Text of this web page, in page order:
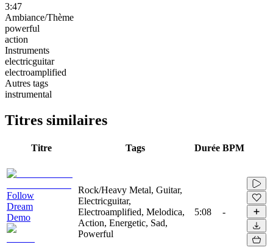
3:47
Ambiance/Thème
powerful
action
Instruments
electricguitar
electroamplified
Autres tags
instrumental
Titres similaires
Titre Tags Durée BPM
Follow
Dream
Demo
Rock/Heavy Metal, Guitar,
Electricguitar,
Electroamplified, Melodica,
Action, Energetic, Sad,
Powerful
5:08 -